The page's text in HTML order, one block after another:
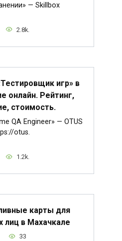
— Skillbox
2.8k.
игр» в
онлайн. Рейтинг,
стоимость.
QA Engineer» — OTUS
otus.
1.2k.
карты для
лиц в Махачкале
33